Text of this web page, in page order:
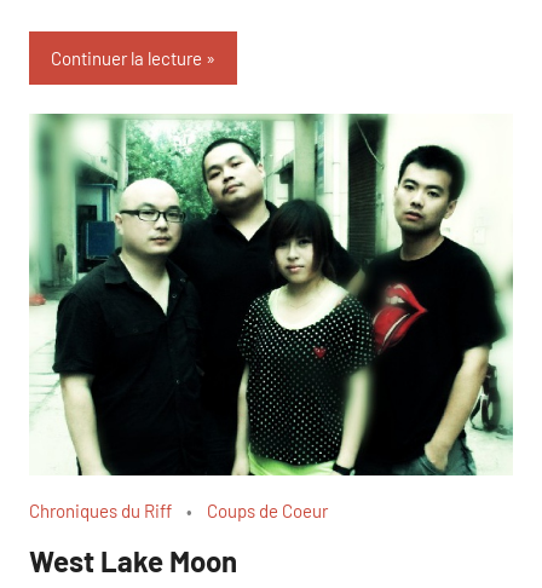
Continuer la lecture
Chroniques du Riff Coups de Coeur
West Lake Moon